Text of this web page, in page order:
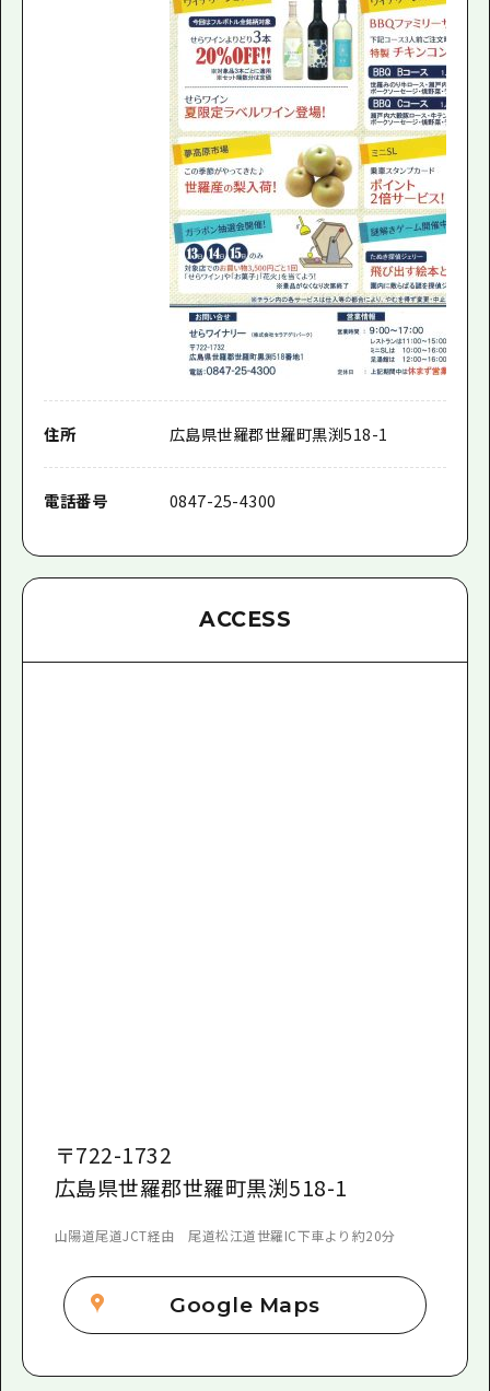
住所 広島県世羅郡世羅町黒渕518-1
電話番号 0847-25-4300
ACCESS
〒722-1732
広島県世羅郡世羅町黒渕518-1
山陽道尾道JCT経由 尾道松江道世羅IC下車より約20分
Google Maps